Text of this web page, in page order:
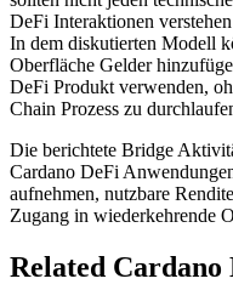
DeFi Interaktionen
In dem diskutierten Modell
Oberfläche Gelder
DeFi Produkt verwenden,
Chain Prozess zu
Die berichtete Bridge
Cardano DeFi
aufnehmen, nutzbare
Zugang in wiederkehrende
Related Cardano